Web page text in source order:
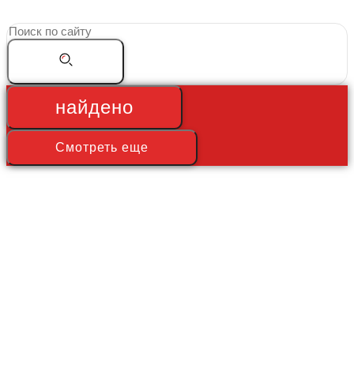
Search
...
найдено
Смотреть еще